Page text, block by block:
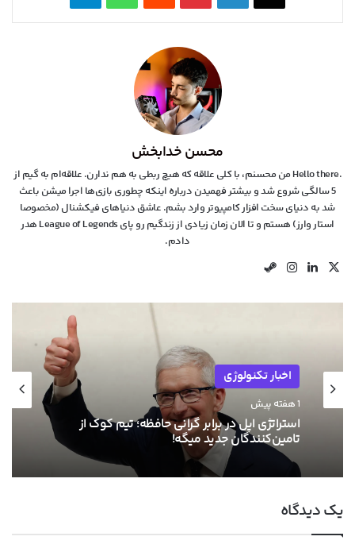
محسن خدابخش
.Hello there من محسنم، با کلی علاقه که هیچ ربطی به هم ندارن. علاقه‌ام به گیم از
5 سالگی شروع شد و بیشتر فهمیدن درباره اینکه چطوری بازی‌ها اجرا میشن باعث
شد به دنیای سخت افزار کامپیوتر وارد بشم. عاشق دنیاهای فیکشنال (مخصوصا
استار وارز) هستم و تا الان زمان زیادی از زندگیم رو پای League of Legends هدر
دادم.
X لینکدیناینستاگرام
اخبار تکنولوژی
1 هفته پیش
استراتژی اپل در برابر گرانی حافظه؛ تیم کوک از
تامین‌کنندگان جدید میگه!
یک دیدگاه